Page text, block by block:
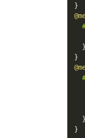
}
}
}
}
}